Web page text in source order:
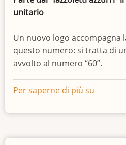
unitario
Un nuovo logo accompagna
questo numero: si tratta di
avvolto al numero “60”.
Per saperne di più su
Azzurri